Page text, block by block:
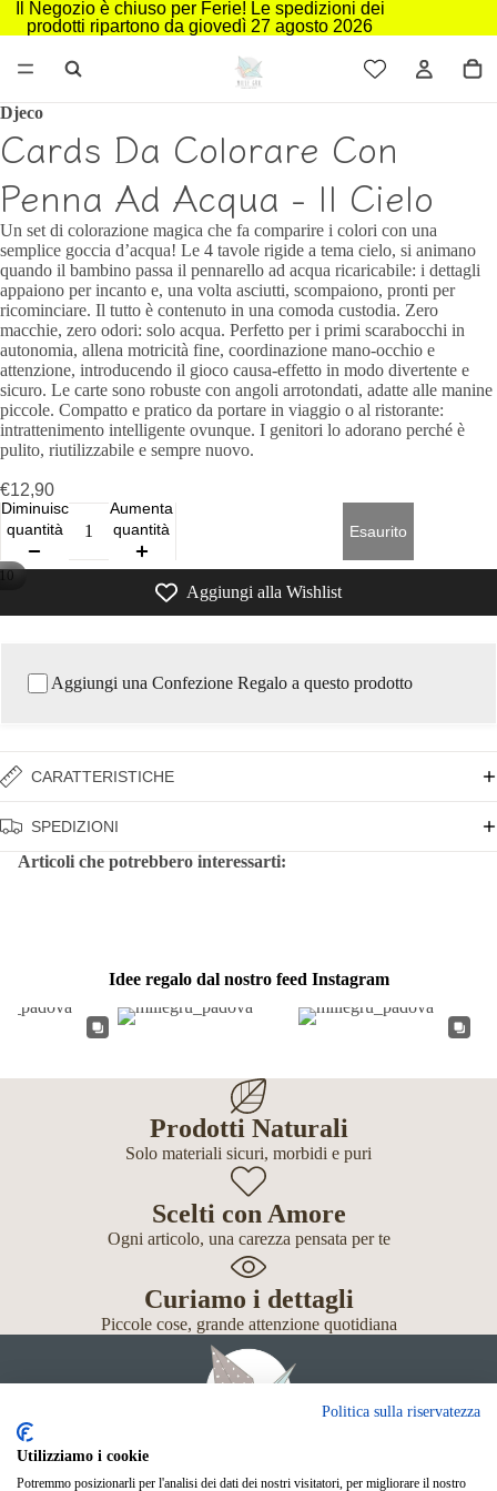
Il Negozio è chiuso per Ferie! Le spedizioni dei
prodotti ripartono da giovedì 27 agosto 2026
Djeco
Cards Da Colorare Con
Penna Ad Acqua - Il Cielo
Un set di colorazione magica che fa comparire i colori con una
semplice goccia d’acqua! Le 4 tavole rigide a tema cielo, si animano
quando il bambino passa il pennarello ad acqua ricaricabile: i dettagli
appaiono per incanto e, una volta asciutti, scompaiono, pronti per
ricominciare. Il tutto è contenuto in una comoda custodia. Zero
macchie, zero odori: solo acqua. Perfetto per i primi scarabocchi in
autonomia, allena motricità fine, coordinazione mano-occhio e
attenzione, introducendo il gioco causa-effetto in modo divertente e
sicuro. Le carte sono robuste con angoli arrotondati, adatte alle manine
piccole. Compatto e pratico da portare in viaggio o al ristorante:
intrattenimento intelligente ovunque. I genitori lo adorano perché è
pulito, riutilizzabile e sempre nuovo.
€12,90
Diminuisci
quantità
Aumenta
quantità
Esaurito
Aggiungi alla Wishlist
Aggiungi una Confezione Regalo a questo prodotto
CARATTERISTICHE
SPEDIZIONI
Articoli che potrebbero interessarti:
Idee regalo dal nostro feed Instagram
Prodotti Naturali
Solo materiali sicuri, morbidi e puri
Scelti con Amore
Ogni articolo, una carezza pensata per te
Curiamo i dettagli
Piccole cose, grande attenzione quotidiana
Politica sulla riservatezza
Utilizziamo i cookie
Potremmo posizionarli per l'analisi dei dati dei nostri visitatori, per migliorare il nostro